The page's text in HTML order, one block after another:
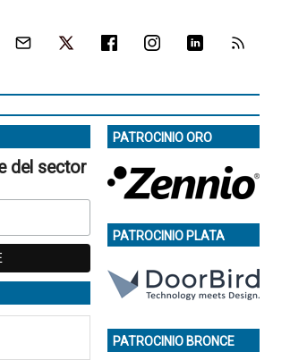
del sector
PATROCINIO ORO
PATROCINIO PLATA
PATROCINIO BRONCE